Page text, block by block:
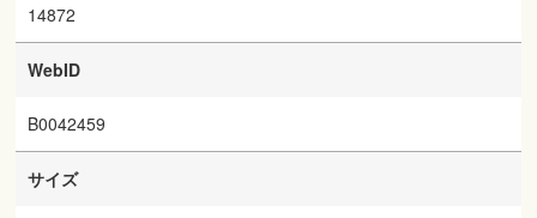
14872
WebID
B0042459
サイズ